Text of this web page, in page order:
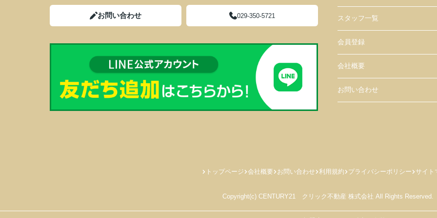
お問い合わせ 029-350-5721 スタッフ一覧
会員登録
会社概要
お問い合わせ
トップページ 会社概要 お問い合わせ 利用規約 プライバシーポリシー サイト
Copyright(c) CENTURY21 クリック不動産 株式会社 All Rights Reserved.